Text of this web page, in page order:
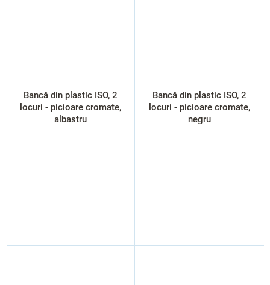
Bancă din plastic ISO, 2
locuri - picioare cromate,
albastru
Bancă din plastic ISO, 2
locuri - picioare cromate,
negru